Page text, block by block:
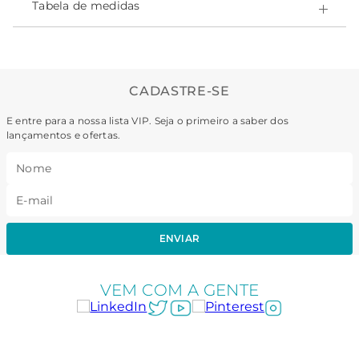
- Easy Care - secagem rápida;
Tabela de medidas
CADASTRE-SE
E entre para a nossa lista VIP. Seja o primeiro a saber dos
lançamentos e ofertas.
ENVIAR
VEM COM A GENTE